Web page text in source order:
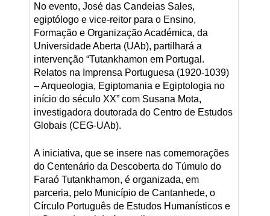
No evento, José das Candeias Sales,
egiptólogo e vice-reitor para o Ensino,
Formação e Organização Académica, da
Universidade Aberta (UAb), partilhará a
intervenção “Tutankhamon em Portugal.
Relatos na Imprensa Portuguesa (1920-1039)
– Arqueologia, Egiptomania e Egiptologia no
início do século XX” com Susana Mota,
investigadora doutorada do Centro de Estudos
Globais (CEG-UAb).
A iniciativa, que se insere nas comemorações
do Centenário da Descoberta do Túmulo do
Faraó Tutankhamon, é organizada, em
parceria, pelo Município de Cantanhede, o
Círculo Português de Estudos Humanísticos e